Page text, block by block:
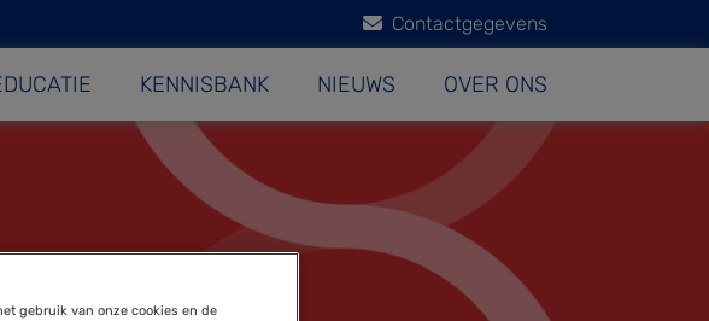
Contactgegevens
KENNISBANK NIEUWS OVER ONS
gebruik van onze cookies en de